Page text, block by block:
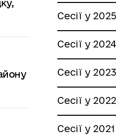
Сесії у
Сесії у
Сесії у
Сесії у
Сесії у